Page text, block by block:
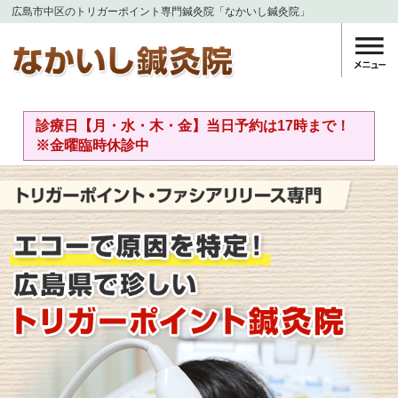
広島市中区のトリガーポイント専門鍼灸院「なかいし鍼灸院」
診療日【月・水・木・金】当日予約は17時まで！
※金曜臨時休診中